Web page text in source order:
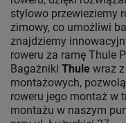
stylowo przewieziemy
zimowy, co umożliwi
znajdziemy
roweru za ramę Thule
Bagażniki Thule wraz
montażowych,
roweru jego montaż w
montażu w naszym